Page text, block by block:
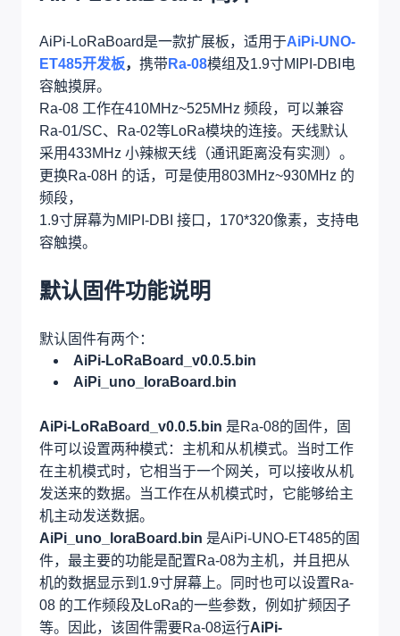
AiPi-LoRaBoard是一款扩展板，适用于AiPi-UNO-
ET485开发板， 携带Ra-08模组及1.9寸MIPI-DBI电
容触摸屏。
Ra-08 工作在410MHz~525MHz 频段，可以兼容
Ra-01/SC、Ra-02等LoRa模块的连接。天线默认
采用433MHz 小辣椒天线（通讯距离没有实测）。
更换Ra-08H 的话，可是使用803MHz~930MHz 的
频段，
1.9寸屏幕为MIPI-DBI 接口，170*320像素，支持电
容触摸。
默认固件功能说明
默认固件有两个：
AiPi-LoRaBoard_v0.0.5.bin
AiPi_uno_loraBoard.bin
AiPi-LoRaBoard_v0.0.5.bin 是Ra-08的固件，固
件可以设置两种模式：主机和从机模式。当时工作
在主机模式时，它相当于一个网关，可以接收从机
发送来的数据。当工作在从机模式时，它能够给主
机主动发送数据。
AiPi_uno_loraBoard.bin 是AiPi-UNO-ET485的固
件，最主要的功能是配置Ra-08为主机，并且把从
机的数据显示到1.9寸屏幕上。同时也可以设置Ra-
08 的工作频段及LoRa的一些参数，例如扩频因子
等。因此，该固件需要Ra-08运行AiPi-